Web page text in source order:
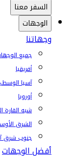
السفر معنا
الوجهات
وجهاتنا
جميع
أفريقيا
آسيا
أوروبا
شبه القارة
الشرق
جنوب شرق
أفضل الوجهات